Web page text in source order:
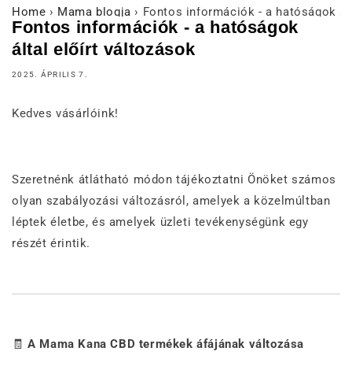
Home › Mama blogja › Fontos információk - a hatóságok
Fontos információk - a hatóságok
által előírt változások
2025. ÁPRILIS 7.
Kedves vásárlóink!
Szeretnénk átlátható módon tájékoztatni Önöket számos
olyan szabályozási változásról, amelyek a közelmúltban
léptek életbe, és amelyek üzleti tevékenységünk egy
részét érintik.
🧾 A Mama Kana CBD termékek áfájának változása